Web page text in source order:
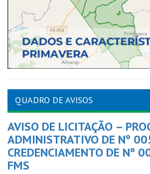
QUADRO DE AVISOS
AVISO DE LICITAÇÃO –
ADMINISTRATIVO DE Nº
CREDENCIAMENTO DE Nº
FMS